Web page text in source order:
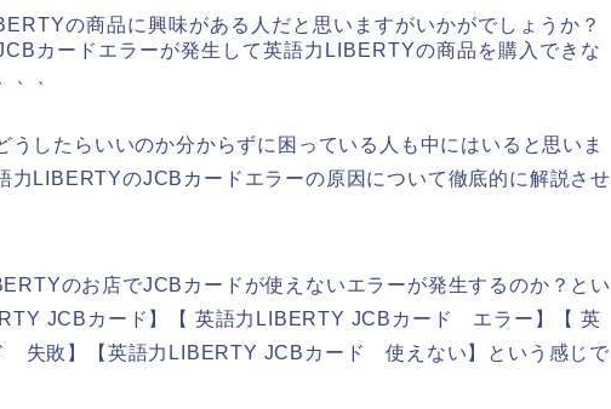
の商品に興味がある人だと思いますがいかがでしょうか？
カードエラーが発生して英語力LIBERTYの商品を購入できな
、、
うしたらいいのか分からずに困っている人も中にはいると思いま
力LIBERTYのJCBカードエラーの原因について徹底的に解説させ
のお店でJCBカードが使えないエラーが発生するのか？とい
JCBカード】【 英語力LIBERTY JCBカード エラー】【 英
失敗】【英語力LIBERTY JCBカード 使えない】という感じで